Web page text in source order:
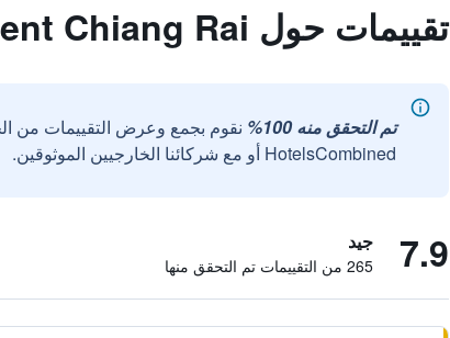
تقييمات حول The Unique Resident Chiang Rai
تم التحقق منه 100%
نقوم بجمع وعرض التقييمات من
HotelsCombined أو مع شركائنا الخارجيين الموثوقين.
7.9 جيد
265 من التقييمات تم التحقق منها